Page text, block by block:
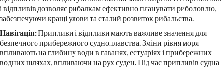
і відпливів дозволяє рибалкам ефективно планувати риболовлю,
забезпечуючи кращі улови та сталий розвиток рибальства.
Навігація:Припливи і відпливи мають важливе значення для
безпечного прибережного судноплавства. Зміни рівня моря
впливають на глибину води в гаванях, естуаріях і прибережних
водних шляхах, впливаючи на рух суден. Під час припливів судна